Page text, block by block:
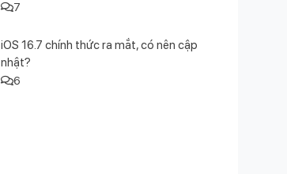
7
iOS 16.7 chính thức ra mắt, có nên cập
nhật?
6